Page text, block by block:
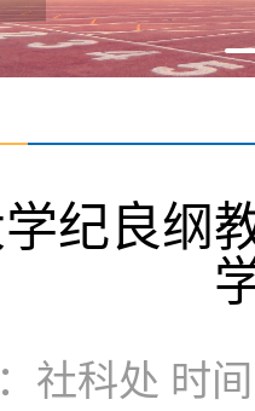
纪良纲
社科处 时